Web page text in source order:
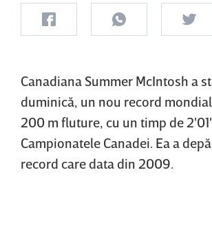
Canadiana Summer McIntosh a
duminică, un nou record
200 m fluture, cu un timp de
Campionatele Canadei. Ea a
record care data din 2009.